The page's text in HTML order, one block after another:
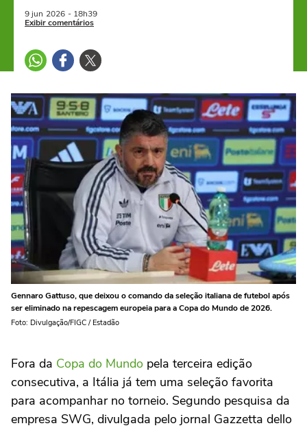
9 jun 2026 - 18h39
Exibir comentários
Gennaro Gattuso, que deixou o comando da seleção italiana de futebol após
ser eliminado na repescagem europeia para a Copa do Mundo de 2026.
Foto: Divulgação/FIGC / Estadão
Fora da Copa do Mundo pela terceira edição
consecutiva, a Itália já tem uma seleção favorita
para acompanhar no torneio. Segundo pesquisa da
empresa SWG, divulgada pelo jornal Gazzetta dello